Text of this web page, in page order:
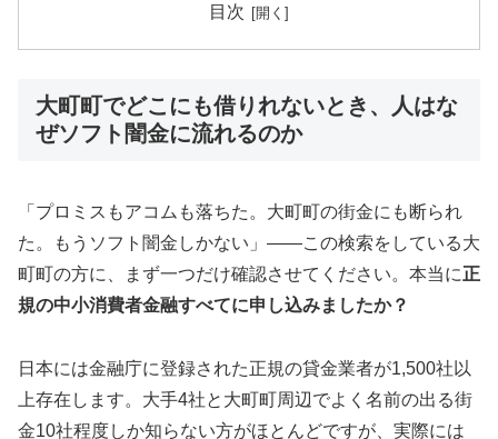
目次
大町町でどこにも借りれないとき、人はな
ぜソフト闇金に流れるのか
「プロミスもアコムも落ちた。大町町の街金にも断られ
た。もうソフト闇金しかない」——この検索をしている大
町町の方に、まず一つだけ確認させてください。本当に正
規の中小消費者金融すべてに申し込みましたか？
日本には金融庁に登録された正規の貸金業者が1,500社以
上存在します。大手4社と大町町周辺でよく名前の出る街
金10社程度しか知らない方がほとんどですが、実際には